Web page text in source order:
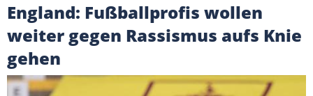
England: Fußballprofis wollen
weiter gegen Rassismus aufs Knie
gehen